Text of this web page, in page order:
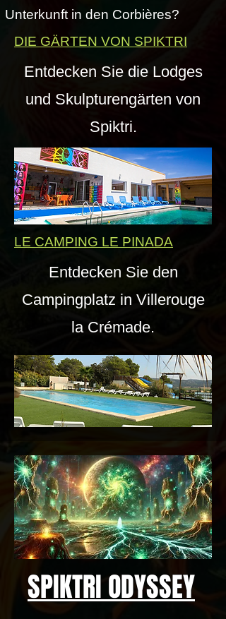
Unterkunft in den Corbières?
DIE GÄRTEN VON SPIKTRI
Entdecken Sie die Lodges
und Skulpturengärten von
Spiktri.
LE CAMPING LE PINADA
Entdecken Sie den
Campingplatz in Villerouge
la Crémade.
SPIKTRI ODYSSEY